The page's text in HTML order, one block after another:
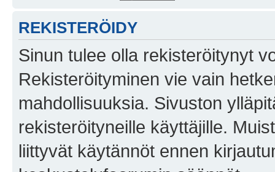
REKISTERÖIDY
Sinun tulee olla rekisteröitynyt
Rekisteröityminen vie vain
mahdollisuuksia. Sivuston
rekisteröityneille käyttäjille.
liittyvät käytännöt ennen